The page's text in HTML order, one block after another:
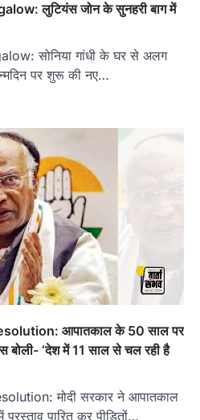
लुटियंस जोन के सुनहरी बाग में
सोनिया गांधी के घर से अलग
पर शुरू की नए…
आपातकाल के 50 साल पर
बोली- ‘देश में 11 साल से चल रही है
मोदी सरकार ने आपातकाल
पारित कर पीड़ितों…